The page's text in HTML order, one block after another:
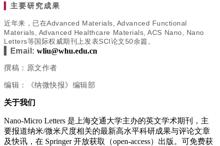
主要研究成果
近年来，已在Advanced Materials, Advanced Functional
Materials, Advanced Healthcare Materials, ACS Nano, Nano
Letters等国际权威期刊上发表SCI论文50余篇。
▍Email:wliu@whu.edu.cn
撰稿：原文作者
编辑：《纳微快报》编辑部
关于我们
Nano-Micro Letters 是上海交通大学主办的英文学术期刊，主
要报道纳米/微米尺度相关的最新高水平科研成果与评论文章
及快讯，在 Springer 开放获取（open-access）出版。可免费获